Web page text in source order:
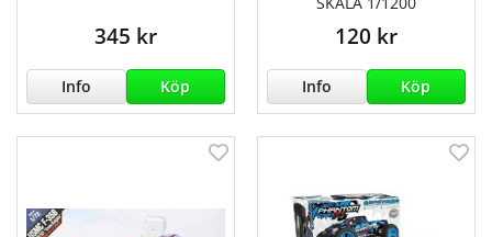
345 kr
Info Köp
120 kr
Info Köp